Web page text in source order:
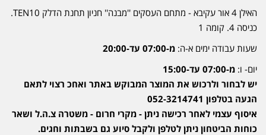
האילן 4 אור עקיבא - מתחם העסקים ''מבנה'' חניון תחנת הדלק TEN10.
כניסה 4. קומה 1
שעות עבודה ימים א-ה: מ-07:00 עד-20:00
יום- ו: מ-07:00 עד-15:00
יש לבחור ולרכוש את המוצר המבוקש באתר ואחכ רצוי לתאם
הגעה בטלפון 052-3214741
איסוף עצמי לאחר רכישה ניתן - מקרי חרום - משטרה צ.ה.ל ושאר
כוחות הביטחון ניתן לטלפן ולקבל סיוע גם בשבתות וחגים.